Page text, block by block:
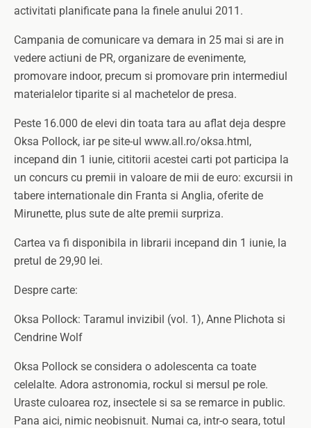
activitati planificate pana la finele anului 2011.
Campania de comunicare va demara in 25 mai si are in
vedere actiuni de PR, organizare de evenimente,
promovare indoor, precum si promovare prin intermediul
materialelor tiparite si al machetelor de presa.
Peste 16.000 de elevi din toata tara au aflat deja despre
Oksa Pollock, iar pe site-ul www.all.ro/oksa.html,
incepand din 1 iunie, cititorii acestei carti pot participa la
un concurs cu premii in valoare de mii de euro: excursii in
tabere internationale din Franta si Anglia, oferite de
Mirunette, plus sute de alte premii surpriza.
Cartea va fi disponibila in librarii incepand din 1 iunie, la
pretul de 29,90 lei.
Despre carte:
Oksa Pollock: Taramul invizibil (vol. 1), Anne Plichota si
Cendrine Wolf
Oksa Pollock se considera o adolescenta ca toate
celelalte. Adora astronomia, rockul si mersul pe role.
Uraste culoarea roz, insectele si sa se remarce in public.
Pana aici, nimic neobisnuit. Numai ca, intr-o seara, totul